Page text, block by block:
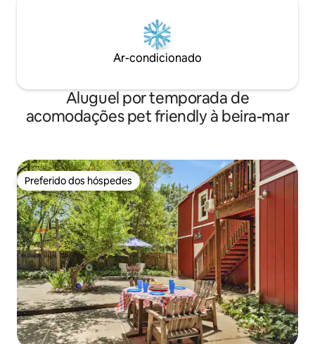
Ar-condicionado
Aluguel por temporada de
acomodações pet friendly à beira-mar
Preferido dos hóspedes
Preferido dos hóspedes